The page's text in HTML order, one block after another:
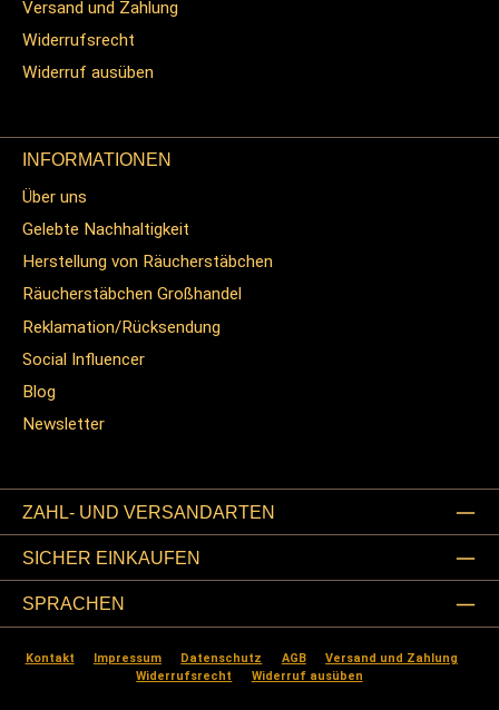
Versand und Zahlung
Widerrufsrecht
Widerruf ausüben
INFORMATIONEN
Über uns
Gelebte Nachhaltigkeit
Herstellung von Räucherstäbchen
Räucherstäbchen Großhandel
Reklamation/Rücksendung
Social Influencer
Blog
Newsletter
ZAHL- UND VERSANDARTEN
SICHER EINKAUFEN
SPRACHEN
Kontakt Impressum Datenschutz AGB
Versand und Zahlung
Widerrufsrecht
Widerruf ausüben